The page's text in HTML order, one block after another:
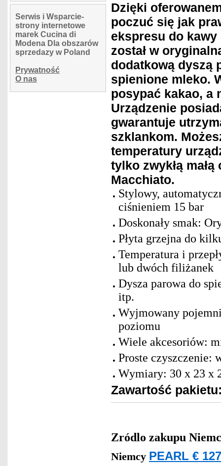
Serwis i Wsparcie-
strony internetowe
marek Cucina di
Modena Dla obszarów
sprzedazy w Poland
Prywatność
O nas
Dzięki
poczuć się jak
ekspresu do
został w
dodatkową dyszą
spienione mleko.
posypać kakao, a
Urządzenie
gwarantuje
szklankom.
temperatury
tylko zwykłą
Macchiato.
Stylowy,
ciśnieniem 15 bar
Doskonały smak:
Płyta grzejna do
Temperatura i
lub dwóch filiżanek
Dysza parowa do
itp.
Wyjmowany
poziomu
Wiele akcesoriów:
Proste czyszczenie:
Wymiary: 30 x 23 x
Zawartość
Zródlo zakupu
Niemcy PEARL €